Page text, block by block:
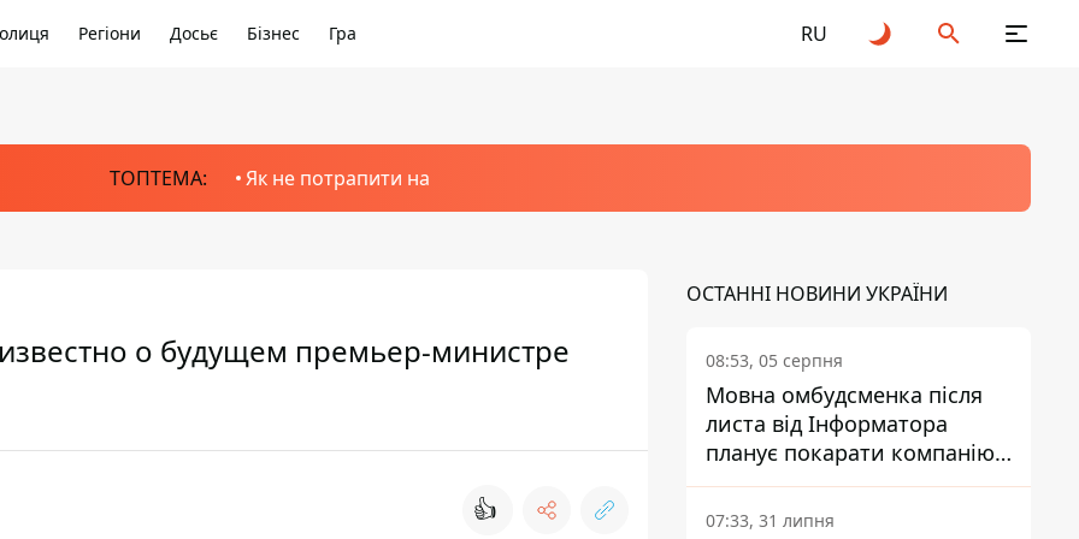
Регіони Досьє Бізнес Гра RU
ТОПТЕМА: Як не потрапити на
о будущем премьер-министре
👍
ОСТАННІ НОВИНИ УКРАЇНИ
08:53, 05 серпня
Мовна омбудсменка після
листа від Інформатора
планує покарати компанію-
підрядника ПриватБанку
07:33, 31 липня